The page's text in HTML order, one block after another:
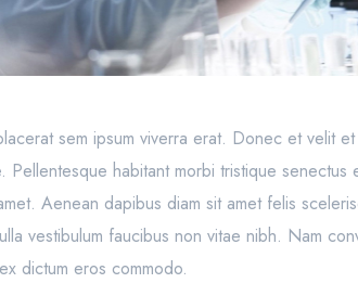
sem ipsum viverra erat. Donec et velit
habitant morbi tristique senectus
Aenean dapibus diam sit amet felis
vestibulum faucibus non vitae nibh. Nam
dictum eros commodo.